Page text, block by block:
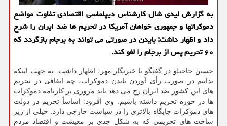
به گزارش لیدی شال كارشناس دیپلماسی اقتصادی تفاوت مواضع
دموكراتها و جمهوری خواهان آمریكا در تحریم ها ضد ایران را شرح
داد و اظهار داشت: بایدن در صورتی می تواند به برجام بازگردد كه
۶۰ تحریم پس از برجام را لغو كند.
حسین حاجیلو در گفتگو با خبرنگار مهر، اظهار داشت: به جهت اینکه
بدانیم در صورت رأی آوردن بایدن دموکرات، چه اتفاقی در تحریم
های این کشور ضد ایران رخ می دهد باید مروری بر کارنامه دموکرات
ها در حوزه تحریم داشته باشیم. وی افزود: اساساً تحریم در دولت
های دموکرات جایگاه بالاتری را در سیاست خارجی دارد. خیلی از زیر
ساخت های تحریمی که به شکل جدی بر معیشت و اقتصاد مردم